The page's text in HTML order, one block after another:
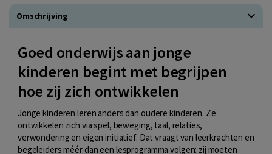
Omschrijving
Goed onderwijs aan jonge
kinderen begint met begrijpen
hoe zij zich ontwikkelen
Jonge kinderen leren anders dan oudere kinderen. Ze
ontwikkelen zich via spel, beweging, taal, relaties,
verwondering en eigen initiatief. Dat vraagt van leerkrachten en
begeleiders méér dan een lesprogramma volgen: zij moeten